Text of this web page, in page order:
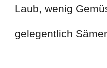
Laub, wenig
gelegentlich